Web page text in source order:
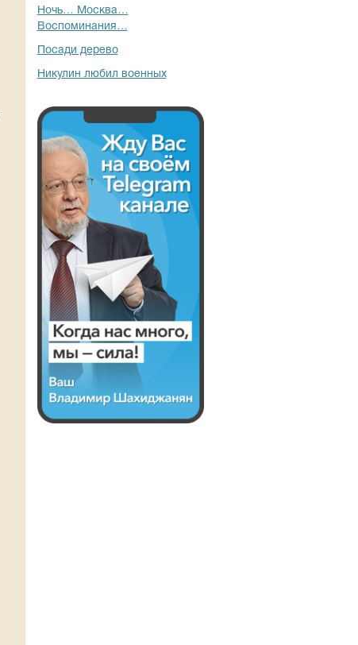
Ночь… Москва…
Воспоминания…
Посади дерево
Никулин любил военных